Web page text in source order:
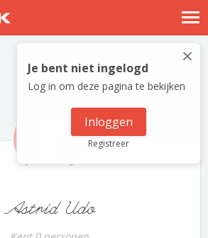
Nostalgische verhalen
Log in
Meld je gratis aan
×
Je bent niet ingelogd
Log in om deze pagina te bekijken
Inloggen
Registreer
Astrid Udo